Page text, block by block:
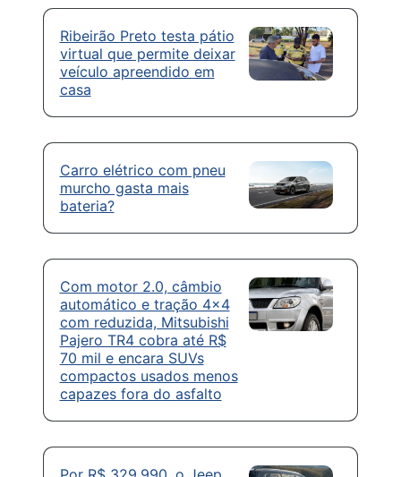
Ribeirão Preto testa pátio
virtual que permite deixar
veículo apreendido em
casa
Carro elétrico com pneu
murcho gasta mais
bateria?
Com motor 2.0, câmbio
automático e tração 4×4
com reduzida, Mitsubishi
Pajero TR4 cobra até R$
70 mil e encara SUVs
compactos usados menos
capazes fora do asfalto